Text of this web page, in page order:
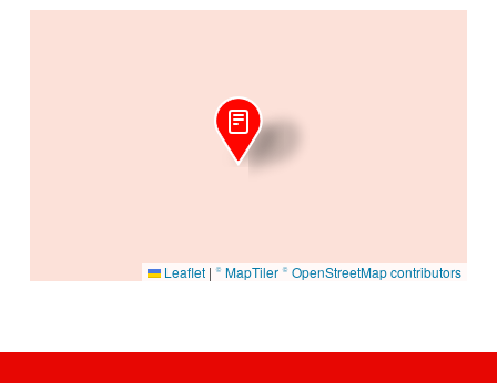
Leaflet | © MapTiler© OpenStreetMap contributors